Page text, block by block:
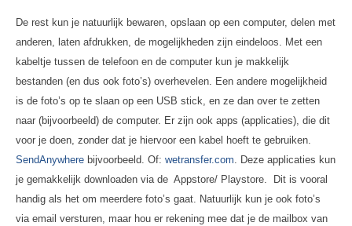
De rest kun je natuurlijk bewaren, opslaan op een computer, delen met
anderen, laten afdrukken, de mogelijkheden zijn eindeloos. Met een
kabeltje tussen de telefoon en de computer kun je makkelijk
bestanden (en dus ook foto’s) overhevelen. Een andere mogelijkheid
is de foto’s op te slaan op een USB stick, en ze dan over te zetten
naar (bijvoorbeeld) de computer. Er zijn ook apps (applicaties), die dit
voor je doen, zonder dat je hiervoor een kabel hoeft te gebruiken.
SendAnywhere bijvoorbeeld. Of: wetransfer.com
Deze applicaties kun
je gemakkelijk downloaden via de Appstore/ Playstore. Dit is vooral
handig als het om meerdere foto’s gaat. Natuurlijk kun je ook foto’s
via email versturen, maar hou er rekening mee dat je de mailbox van